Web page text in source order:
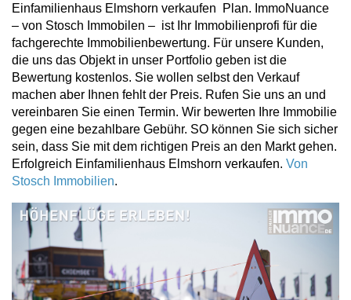
Einfamilienhaus Elmshorn verkaufen Plan. ImmoNuance
– von Stosch Immobilen – ist Ihr Immobilienprofi für die
fachgerechte Immobilienbewertung. Für unsere Kunden,
die uns das Objekt in unser Portfolio geben ist die
Bewertung kostenlos. Sie wollen selbst den Verkauf
machen aber Ihnen fehlt der Preis. Rufen Sie uns an und
vereinbaren Sie einen Termin. Wir bewerten Ihre Immobilie
gegen eine bezahlbare Gebühr. SO können Sie sich sicher
sein, dass Sie mit dem richtigen Preis an den Markt gehen.
Erfolgreich Einfamilienhaus Elmshorn verkaufen. Von
Stosch Immobilien.